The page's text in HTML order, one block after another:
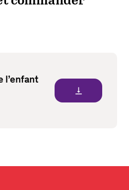
l’enfant
vertical_align_bottom